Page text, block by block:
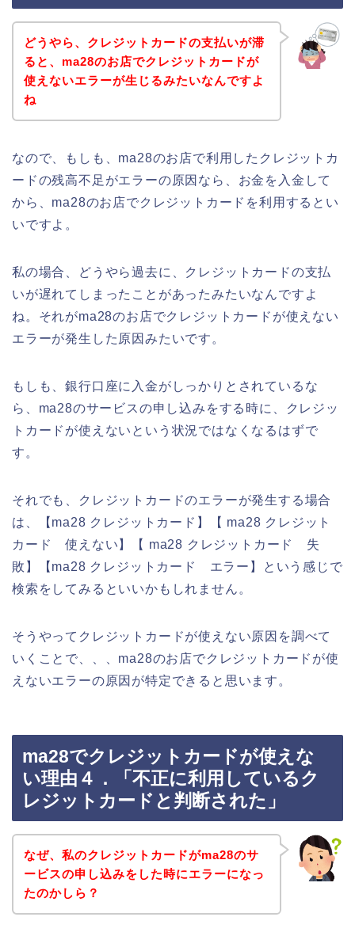
どうやら、クレジットカードの支払いが滞
ると、ma28のお店でクレジットカードが
使えないエラーが生じるみたいなんですよ
ね
なので、もしも、ma28のお店で利用したクレジットカ
ードの残高不足がエラーの原因なら、お金を入金して
から、ma28のお店でクレジットカードを利用するとい
いですよ。
私の場合、どうやら過去に、クレジットカードの支払
いが遅れてしまったことがあったみたいなんですよ
ね。それがma28のお店でクレジットカードが使えない
エラーが発生した原因みたいです。
もしも、銀行口座に入金がしっかりとされているな
ら、ma28のサービスの申し込みをする時に、クレジッ
トカードが使えないという状況ではなくなるはずで
す。
それでも、クレジットカードのエラーが発生する場合
は、【ma28 クレジットカード】【 ma28 クレジット
カード 使えない】【 ma28 クレジットカード 失
敗】【ma28 クレジットカード エラー】という感じで
検索をしてみるといいかもしれません。
そうやってクレジットカードが使えない原因を調べて
いくことで、、、ma28のお店でクレジットカードが使
えないエラーの原因が特定できると思います。
ma28でクレジットカードが使えな
い理由４．「不正に利用しているク
レジットカードと判断された」
なぜ、私のクレジットカードがma28のサ
ービスの申し込みをした時にエラーになっ
たのかしら？